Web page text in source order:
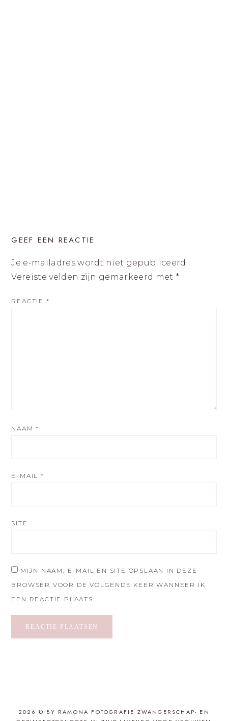
GEEF EEN REACTIE
Je e-mailadres wordt niet gepubliceerd.
Vereiste velden zijn gemarkeerd met *
REACTIE *
NAAM*
E-MAIL*
SITE
MIJN NAAM, E-MAIL EN SITE OPSLAAN IN DEZE
BROWSER VOOR DE VOLGENDE KEER WANNEER IK
EEN REACTIE PLAATS.
2026 © BY RAMONA FOTOGRAFIE ZWANGERSCHAP- EN